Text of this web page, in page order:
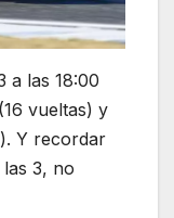
a las 18:00
vueltas) y
Y recordar
3, no